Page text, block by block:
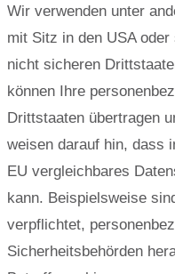
Wir verwenden unter
mit Sitz in den USA
nicht sicheren
können Ihre
Drittstaaten übertragen
weisen darauf hin, dass
EU vergleichbares
kann. Beispielsweise
verpflichtet,
Sicherheitsbehörden